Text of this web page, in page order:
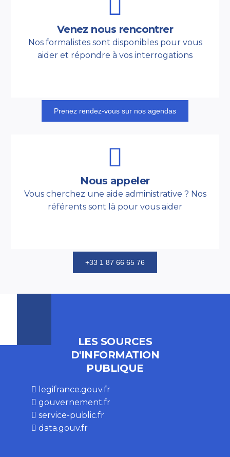
Venez nous rencontrer
Nos formalistes sont disponibles pour vous
aider et répondre à vos interrogations
Prenez rendez-vous sur nos agendas
Nous appeler
Vous cherchez une aide administrative ? Nos
référents sont là pour vous aider
+33 1 87 66 65 76
LES SOURCES
D'INFORMATION
PUBLIQUE
legifrance.gouv.fr
gouvernement.fr
service-public.fr
data.gouv.fr